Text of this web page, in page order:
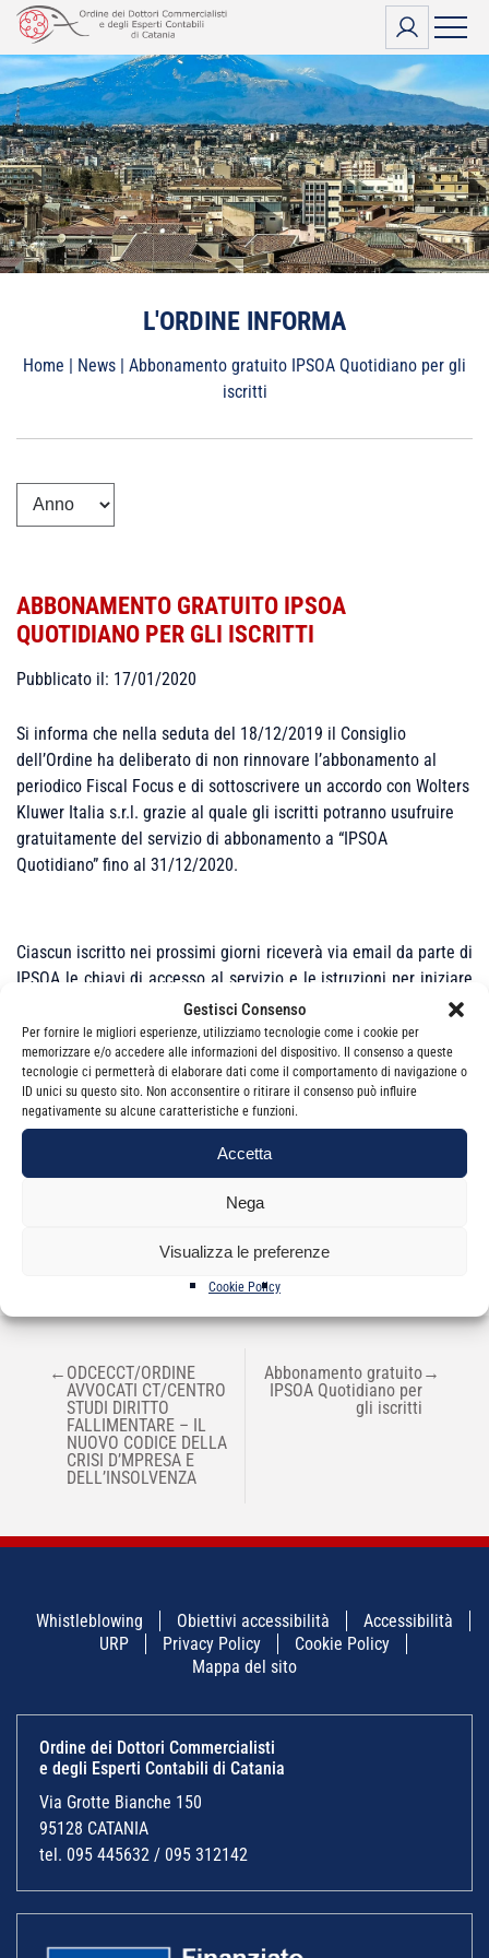
Gestisci Consenso
Per fornire le migliori esperienze, utilizziamo tecnologie come i cookie per
memorizzare e/o accedere alle informazioni del dispositivo. Il consenso a queste
tecnologie ci permetterà di elaborare dati come il comportamento di navigazione o
ID unici su questo sito. Non acconsentire o ritirare il consenso può influire
negativamente su alcune caratteristiche e funzioni.
Accetta
Nega
Visualizza le preferenze
Cookie Policy
Vai
contenuto
L'ORDINE INFORMA
Home | News | Abbonamento gratuito IPSOA Quotidiano per gli
iscritti
ABBONAMENTO GRATUITO IPSOA
QUOTIDIANO PER GLI ISCRITTI
Pubblicato il: 17/01/2020
Si informa che nella seduta del 18/12/2019 il Consiglio
dell’Ordine ha deliberato di non rinnovare l’abbonamento al
periodico Fiscal Focus e di sottoscrivere un accordo con Wolters
Kluwer Italia s.r.l. grazie al quale gli iscritti potranno usufruire
gratuitamente del servizio di abbonamento a “IPSOA
Quotidiano” fino al 31/12/2020.
Ciascun iscritto nei prossimi giorni riceverà via email da parte di
IPSOA le chiavi di accesso al servizio e le istruzioni per iniziare
CategorieNews
NAVIGAZIONE
ARTICOLI
← ODCECCT/ORDINE
AVVOCATI CT/CENTRO
STUDI DIRITTO
FALLIMENTARE – IL
NUOVO CODICE DELLA
CRISI D’MPRESA E
DELL’INSOLVENZA
Abbonamento gratuito
IPSOA Quotidiano per
gli iscritti
→
Whistleblowing Obiettivi accessibilità
Accessibilità
URP
Privacy Policy
Cookie Policy
Mappa del sito
Ordine dei Dottori Commercialisti
e degli Esperti Contabili di Catania
Via Grotte Bianche 150
95128 CATANIA
tel. 095 445632 / 095 312142